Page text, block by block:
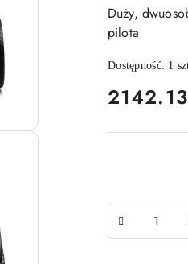
Duży,
pilota
Dostępność: 1
cena:
2142.13